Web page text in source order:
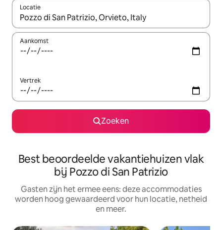
Locatie
Wanneer er suggesties beschikbaar zijn, maak je een keuze
Aankomst
Vertrek
Zoeken
Best beoordeelde vakantiehuizen vlak
bij Pozzo di San Patrizio
Gasten zijn het ermee eens: deze accommodaties
worden hoog gewaardeerd voor hun locatie, netheid
en meer.